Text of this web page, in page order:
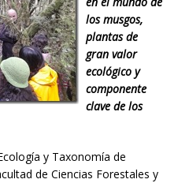
los musgos,
plantas de
gran valor
ecológico y
componente
clave de los
y Taxonomía de
de Ciencias Forestales y